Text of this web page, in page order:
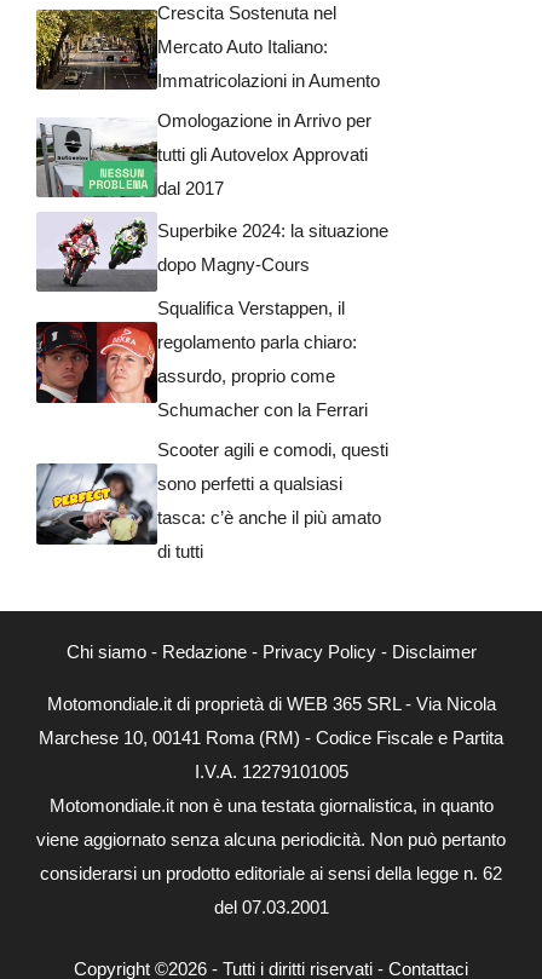
Crescita Sostenuta nel
Mercato Auto Italiano:
Immatricolazioni in Aumento
Omologazione in Arrivo per
tutti gli Autovelox Approvati
dal 2017
Superbike 2024: la situazione
dopo Magny-Cours
Squalifica Verstappen, il
regolamento parla chiaro:
assurdo, proprio come
Schumacher con la Ferrari
Scooter agili e comodi, questi
sono perfetti a qualsiasi
tasca: c’è anche il più amato
di tutti
Chi siamo- Redazione- Privacy Policy- Disclaimer
Motomondiale.it di proprietà di WEB 365 SRL - Via Nicola
Marchese 10, 00141 Roma (RM) - Codice Fiscale e Partita
I.V.A. 12279101005
Motomondiale.it non è una testata giornalistica, in quanto
viene aggiornato senza alcuna periodicità. Non può pertanto
considerarsi un prodotto editoriale ai sensi della legge n. 62
del 07.03.2001
Copyright ©2026 - Tutti i diritti riservati - Contattaci